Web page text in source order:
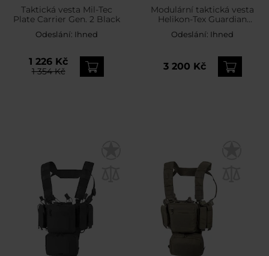
Taktická vesta Mil-Tec
Plate Carrier Gen. 2 Black
Odeslání: Ihned
1 226 Kč
1 354 Kč
Modulární taktická vesta
Helikon-Tex Guardian
Military Set Olive – pro
desky M
Odeslání: Ihned
3 200 Kč